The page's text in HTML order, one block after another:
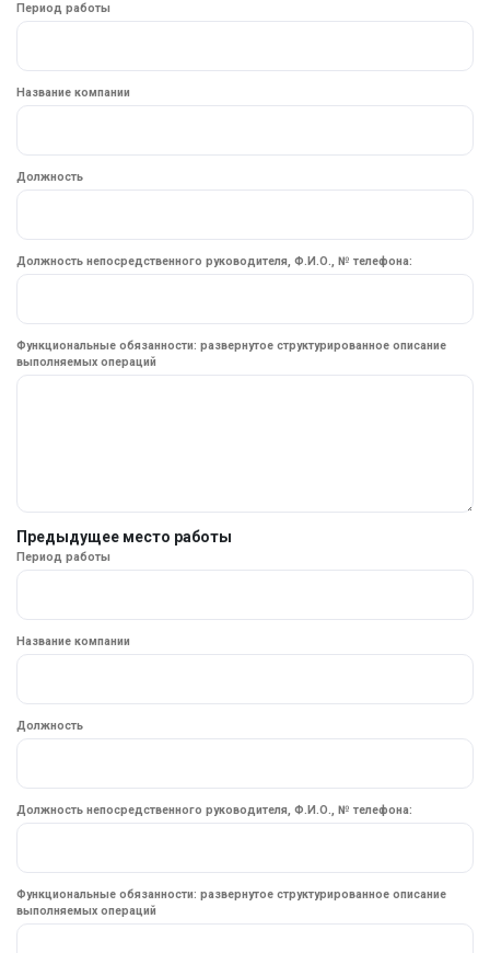
Период работы
Название компании
Должность
Должность непосредственного руководителя, Ф.И.О., № телефона:
Функциональные обязанности: развернутое структурированное описание
выполняемых операций
Предыдущее место работы
Период работы
Название компании
Должность
Должность непосредственного руководителя, Ф.И.О., № телефона:
Функциональные обязанности: развернутое структурированное описание
выполняемых операций